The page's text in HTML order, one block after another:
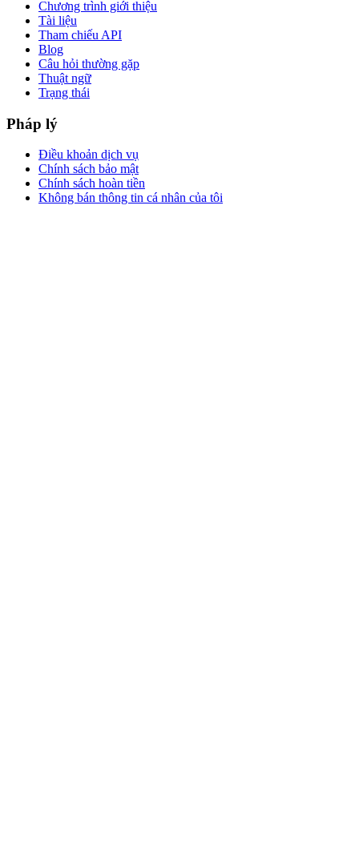
Chương trình giới thiệu
Tài liệu
Tham chiếu API
Blog
Câu hỏi thường gặp
Thuật ngữ
Trạng thái
Pháp lý
Điều khoản dịch vụ
Chính sách bảo mật
Chính sách hoàn tiền
Không bán thông tin cá nhân của tôi